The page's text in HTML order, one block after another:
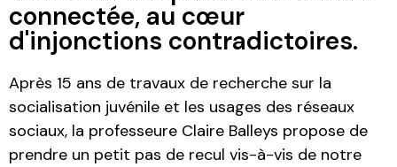
connectée, au cœur
d'injonctions contradictoires.
Après 15 ans de travaux de recherche sur la
socialisation juvénile et les usages des réseaux
sociaux, la professeure Claire Balleys propose de
prendre un petit pas de recul vis-à-vis de notre